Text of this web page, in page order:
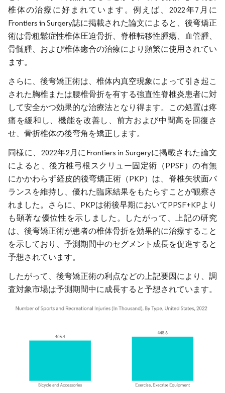
椎体の治療に好まれています。例えば、2022年7月に
Frontiers in Surgery誌に掲載された論文によると、後弯矯正
術は骨粗鬆症性椎体圧迫骨折、脊椎転移性腫瘍、血管腫、
骨髄腫、および椎体癒合の治療により頻繁に使用されてい
ます。
さらに、後弯矯正術は、椎体内真空現象によって引き起こ
された胸椎または腰椎骨折を有する強直性脊椎炎患者に対
して安全かつ効果的な治療法となり得ます。この処置は疼
痛を緩和し、機能を改善し、前方および中間高を回復さ
せ、骨折椎体の後弯角を矯正します。
同様に、2022年2月にFrontiers in Surgeryに掲載された論文
によると、後方椎弓根スクリュー固定術（PPSF）の有無
にかかわらず経皮的後弯矯正術（PKP）は、脊椎矢状面バ
ランスを維持し、優れた臨床結果をもたらすことが観察さ
れました。さらに、PKPは術後早期においてPPSF+KPより
も顕著な優位性を示しました。したがって、上記の研究
は、後弯矯正術が患者の椎体骨折を効果的に治療すること
を示しており、予測期間中のセグメント成長を促進すると
予想されています。
したがって、後弯矯正術の利点などの上記要因により、調
査対象市場は予測期間中に成長すると予想されています。